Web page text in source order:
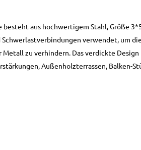
aus hochwertigem Stahl, Größe
verwendet, um
zu verhindern. Das verdickte
Außenholzterrassen, Balken-